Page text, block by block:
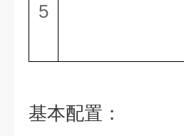
5
基本配置：